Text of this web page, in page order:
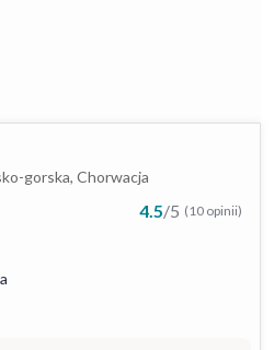
gorska, Chorwacja
4.5/5 (10 opinii)